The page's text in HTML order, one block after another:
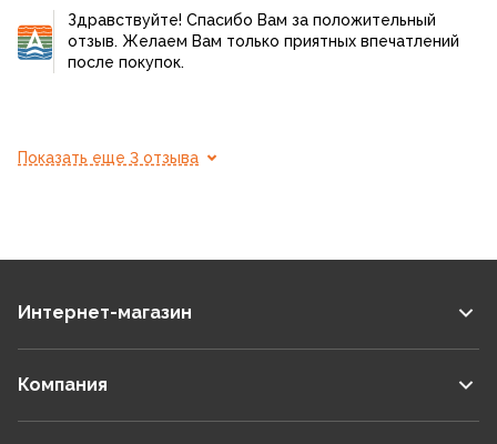
Здравствуйте! Спасибо Вам за положительный
отзыв. Желаем Вам только приятных впечатлений
после покупок.
Показать еще 3 отзыва
Интернет-магазин
Компания